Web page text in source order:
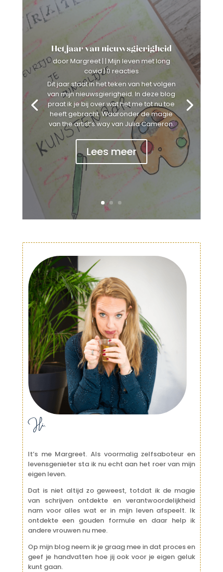
Het jaar van nieuwsgierigheid
doorMargreet| | Mijn leven met long
covid| 0 reacties
Dit jaar staat in het teken van het volgen
van mijn nieuwsgierigheid. In deze blog
praat ik je bij over wat het me tot nu toe
heeft gebracht. Waaronder de magie
van the artist’s way van Julia Cameron.
Lees meer
Hi,
It’s me Margreet. Als voormalig zelfsaboteur en
levensgenieter sta ik nu echt aan het roer van mijn
eigen leven.
Dat is niet altijd zo geweest, totdat ik de magie
van schrijven ontdekte en verantwoordelijkheid
nam voor alles wat er in mijn leven afspeelt. Ik
ontdekte een gouden formule en daar help ik
andere vrouwen nu mee.
Op mijn blog neem ik je graag mee in dat proces en
geef je handvatten hoe jij ook voor je eigen geluk
kunt gaan.